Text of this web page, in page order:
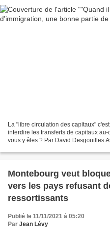
La "libre circulation des capitaux"
interdire les transferts de capitaux
vous y êtes ? Par David Desgouilles
Montebourg veut
vers les pays refusant
ressortissants
Publié le 11/11/2021 à 05:20
Par Jean Lévy